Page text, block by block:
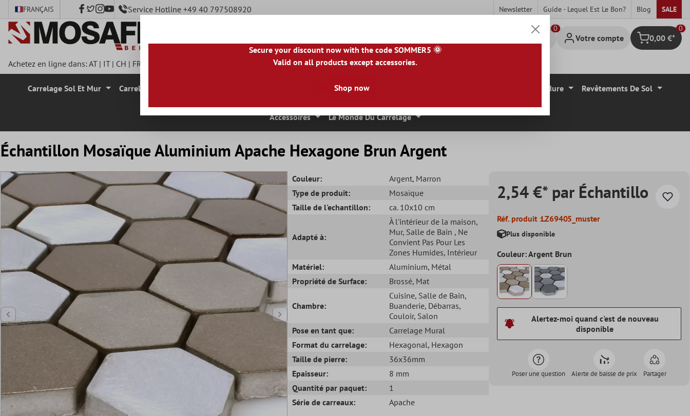
principal
FRANÇAIS Service Hotline +49 40 797508920 Newsletter Guide - Lequel Est Le Bon? Blog SALE
Votre compte Panier
0
0,00 €*
Achetez en ligne dans:AT| IT| CH | FR ES|PL|PT| FI|GR|RO|NO|HU|BG|HR
Carrelage Sol Et Mur Carrelage Mural Carreaux En Pierre Naturelle Carrelage Mural Bordure Revêtements De Sol
Accessoires Le Monde Du Carrelage
Échantillon Mosaïque Aluminium Apache Hexagone Brun Argent
Couleur: Argent, Marron
Type de produit:
Mosaïque
Taille de l'echantillon:
ca. 10x10 cm
Adapté à:
À l'intérieur de la maison,
Mur, Salle de Bain , Ne
Convient Pas Pour Les
Zones Humides, Intérieur
Matériel:
Aluminium, Métal
Propriété de Surface:
Brossé, Mat
Chambre:
Cuisine, Salle de Bain,
Buanderie, Débarras,
Couloir, Salon
Pose en tant que:
Carrelage Mural
Format du carrelage:
Hexagonal, Hexagon
Taille de pierre:
36x36mm
Epaisseur:
8 mm
Quantité par paquet:
1
Série de carreaux:
Apache
2,54 €* par Échantillo
Réf. produit :LZ69405_muster
Plus disponible
Couleur: Argent Brun
Alertez-moi quand c'est de nouveau
disponible
Poser une question Alerte de baisse de prix Partager
Secure your discount now with the code SOMMER5 🌞
Valid on all products except accessories.
Shop now